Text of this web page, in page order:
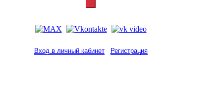
Вход в личный кабинет Регистрация